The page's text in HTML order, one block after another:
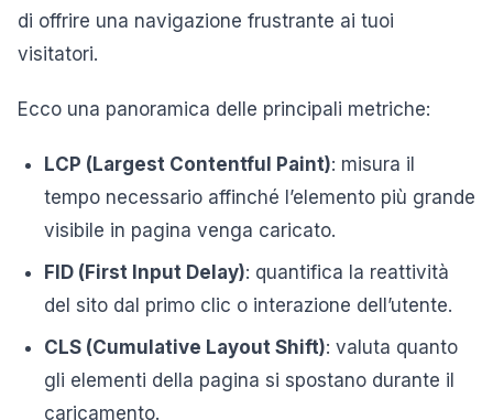
di offrire una navigazione frustrante ai tuoi
visitatori.
Ecco una panoramica delle principali metriche:
LCP (Largest Contentful Paint): misura il
tempo necessario affinché l’elemento più grande
visibile in pagina venga caricato.
FID (First Input Delay): quantifica la reattività
del sito dal primo clic o interazione dell’utente.
CLS (Cumulative Layout Shift): valuta quanto
gli elementi della pagina si spostano durante il
caricamento.